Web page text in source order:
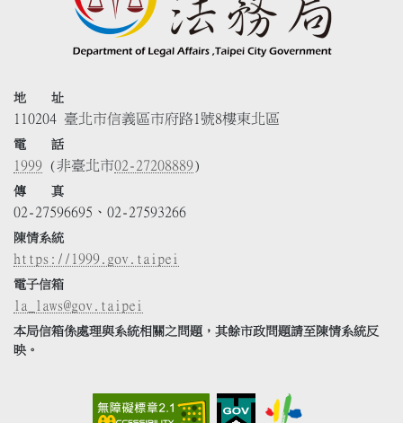
地 址
110204 臺北市信義區市府路1號8樓東北區
電 話
1999 (非臺北市02-27208889)
傳 真
02-27596695、02-27593266
陳情系統
https://1999.gov.taipei
電子信箱
la_laws@gov.taipei
本局信箱係處理與系統相關之問題，其餘市政問題請至陳情系統反
映。